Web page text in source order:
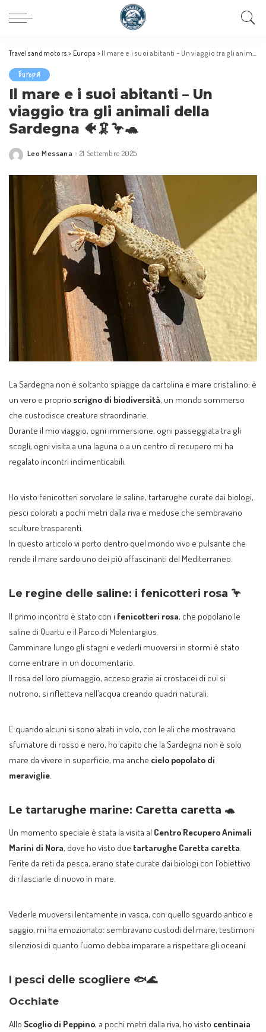
Travelsandmotors > Europa > Il mare e i suoi abitanti – Un viaggio tra gli animali della Sardegna 🐠🦑🦩🐢
Europa
Il mare e i suoi abitanti – Un
viaggio tra gli animali della
Sardegna 🐠🦑🦩🐢
Posted
Leo Messana 21 Settembre 2025
La Sardegna non è soltanto spiagge da cartolina e mare cristallino: è
un vero e proprio scrigno di biodiversità, un mondo sommerso
che custodisce creature straordinarie.
Durante il mio viaggio, ogni immersione, ogni passeggiata tra gli
scogli, ogni visita a una laguna o a un centro di recupero mi ha
regalato incontri indimenticabili.
Ho visto fenicotteri sorvolare le saline, tartarughe curate dai biologi,
pesci colorati a pochi metri dalla riva e meduse che sembravano
sculture trasparenti.
In questo articolo vi porto dentro quel mondo vivo e pulsante che
rende il mare sardo uno dei più affascinanti del Mediterraneo.
Le regine delle saline: i fenicotteri rosa 🦩
Il primo incontro è stato con i fenicotteri rosa, che popolano le
saline di Quartu e il Parco di Molentargius.
Camminare lungo gli stagni e vederli muoversi in stormi è stato
come entrare in un documentario.
Il rosa del loro piumaggio, acceso grazie ai crostacei di cui si
nutrono, si rifletteva nell’acqua creando quadri naturali.
E quando alcuni si sono alzati in volo, con le ali che mostravano
sfumature di rosso e nero, ho capito che la Sardegna non è solo
mare da vivere in superficie, ma anche cielo popolato di
meraviglie
Le tartarughe marine: Caretta caretta 🐢
Un momento speciale è stata la visita al Centro Recupero Animali
Marini di Nora, dove ho visto due tartarughe Caretta caretta.
Ferite da reti da pesca, erano state curate dai biologi con l’obiettivo
di rilasciarle di nuovo in mare.
Vederle muoversi lentamente in vasca, con quello sguardo antico e
saggio, mi ha emozionato: sembravano custodi del mare, testimoni
silenziosi di quanto l’uomo debba imparare a rispettare gli oceani.
I pesci delle scogliere 🐟🌊
Occhiate
Allo Scoglio di Peppino, a pochi metri dalla riva, ho visto centinaia